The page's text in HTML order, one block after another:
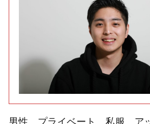
男性 プライベート 私服 ア